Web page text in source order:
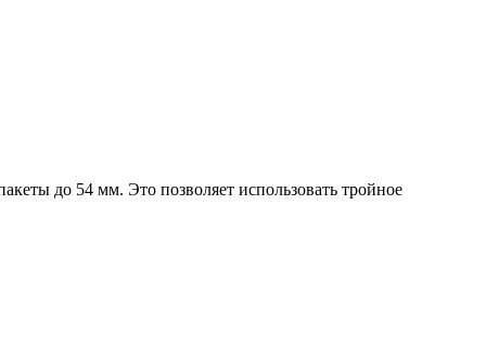
до 54 мм. Это позволяет использовать тройное